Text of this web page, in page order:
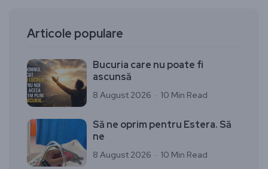
Articole populare
Bucuria care nu poate fi
ascunsă
8 August 2026 10 Min Read
Să ne oprim pentru Estera. Să
ne
8 August 2026 10 Min Read